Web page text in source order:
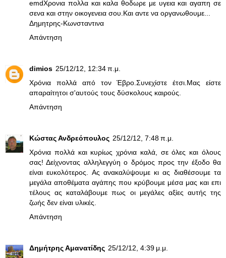
emdΧρονια πολλα και καλα θοδωρε με υγεια και αγαπη σε
σενα και στην οικογενεια σου.Και αντε να οργανωθουμε...
Δημητρης-Κωνσταντινα
Απάντηση
dimios 25/12/12, 12:34 π.μ.
Χρόνια πολλά από τον Έβρο.Συνεχίστε έτσι.Μας είστε
απαραίτητοι σ'αυτούς τους δύσκολους καιρούς.
Απάντηση
Κώστας Ανδρεόπουλος 25/12/12, 7:48 π.μ.
Χρόνια πολλά και κυρίως χρόνια καλά, σε όλες και όλους
σας! Δείχνοντας αλληλεγγύη ο δρόμος προς την έξοδο θα
είναι ευκολότερος. Ας ανακαλύψουμε κι ας διαθέσουμε τα
μεγάλα αποθέματα αγάπης που κρύβουμε μέσα μας και επι
τέλους ας καταλάβουμε πως οι μεγάλες αξίες αυτής της
ζωής δεν είναι υλικές.
Απάντηση
Δημήτρης Αμανατίδης 25/12/12, 4:39 μ.μ.